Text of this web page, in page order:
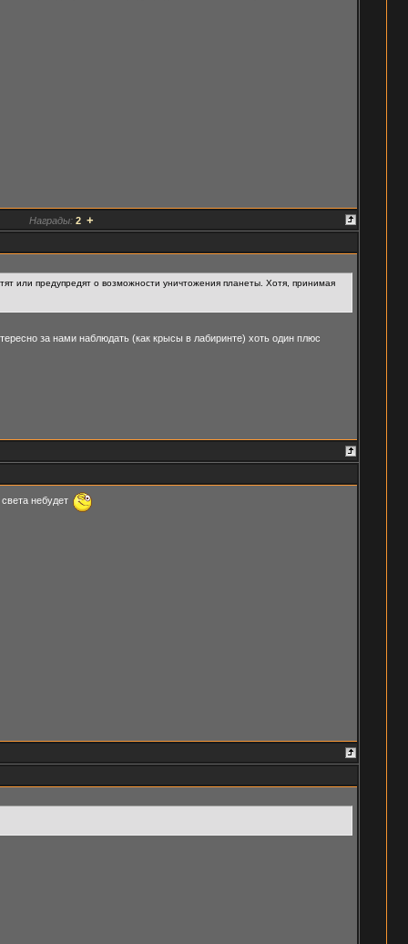
Награды: 2 +
или предупредят о возможности уничтожения планеты. Хотя, принимая
за нами наблюдать (как крысы в лабиринте) хоть один плюс
небудет